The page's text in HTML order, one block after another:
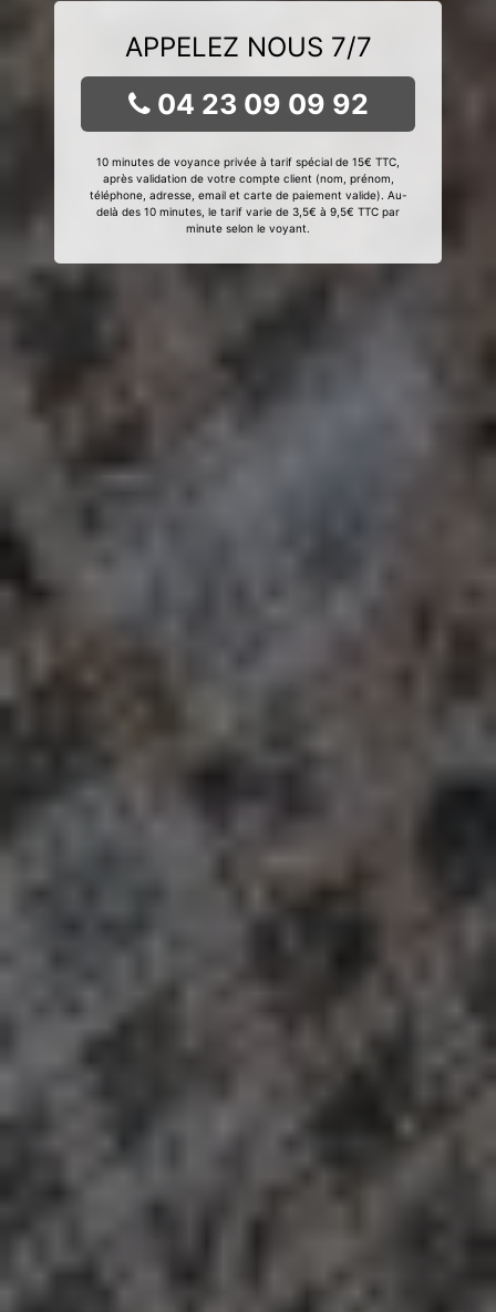
APPELEZ NOUS 7/7
04 23 09 09 92
10 minutes de voyance privée à tarif spécial de 15€ TTC,
après validation de votre compte client (nom, prénom,
téléphone, adresse, email et carte de paiement valide). Au-
delà des 10 minutes, le tarif varie de 3,5€ à 9,5€ TTC par
minute selon le voyant.